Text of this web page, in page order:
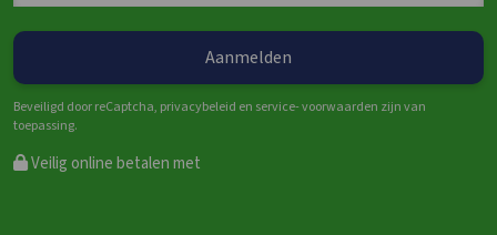
Beveiligd door reCaptcha, privacybeleid en service- voorwaarden zijn van
toepassing.
Veilig online betalen met